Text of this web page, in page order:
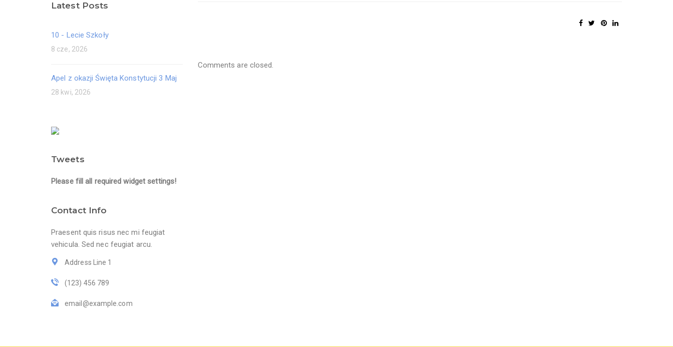
Latest Posts
10 - Lecie Szkoły
8 cze, 2026
Apel z okazji Święta Konstytucji 3 Maj
28 kwi, 2026
Tweets
Please fill all required widget settings!
Contact Info
Praesent quis risus nec mi feugiat
vehicula. Sed nec feugiat arcu.
Address Line 1
(123) 456 789
email@example.com
Comments are closed.